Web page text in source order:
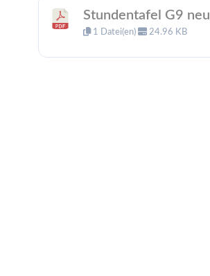
Stundentafel G9 neu
1 Datei(en) 24.96 KB